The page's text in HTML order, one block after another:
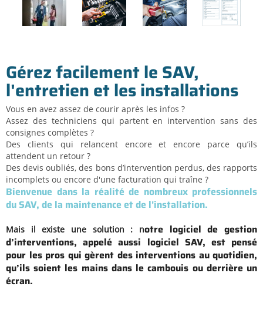
Gérez facilement le SAV,
l'entretien et les installations
Vous en avez assez de courir après les infos ?
Assez des techniciens qui partent en intervention sans des
consignes complètes ?
Des clients qui relancent encore et encore parce qu’ils
attendent un retour ?
Des devis oubliés, des bons d’intervention perdus, des rapports
incomplets ou encore d'une facturation qui traîne ?
Bienvenue dans la réalité de nombreux professionnels
du SAV, de la maintenance et de l'installation.
Mais il existe une solution : notre logiciel de gestion
d’interventions, appelé aussi logiciel SAV, est pensé
pour les pros qui gèrent des interventions au quotidien,
qu’ils soient les mains dans le cambouis ou derrière un
écran.